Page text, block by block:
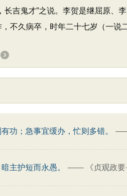
长吉鬼才”之说。李贺是继屈原、
不久病卒，时年二十七岁（一说
功；急事宜缓办，忙则多错。
主护短而永愚。 —— 《贞观政要